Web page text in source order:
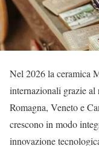
Nel 2026 la ceramica
internazionali grazie
Romagna, Veneto e
crescono in modo
innovazione